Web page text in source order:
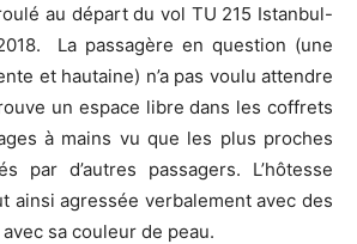
au départ du vol TU 215 Istanbul-
La passagère en question (une
et hautaine) n’a pas voulu attendre
un espace libre dans les coffrets
à mains vu que les plus proches
par d’autres passagers. L’hôtesse
ainsi agressée verbalement avec des
sa couleur de peau.